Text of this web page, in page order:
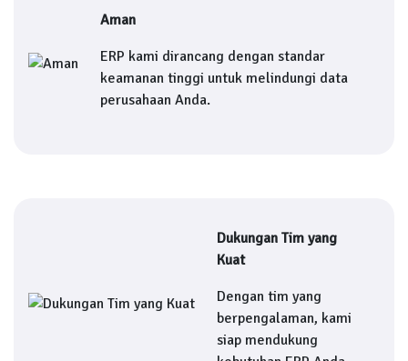
Aman
ERP kami dirancang dengan standar
keamanan tinggi untuk melindungi data
perusahaan Anda.
Dukungan Tim yang
Kuat
Dengan tim yang
berpengalaman, kami
siap mendukung